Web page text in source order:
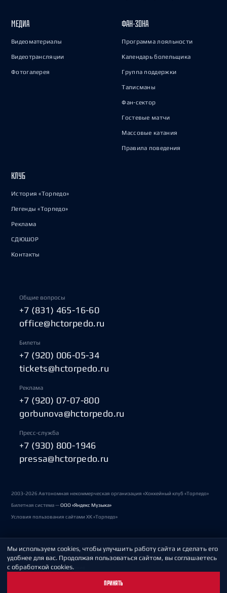
МЕДИА
Видеоматериалы
Видеотрансляции
Фотогалерея
ФАН-ЗОНА
Программа лояльности
Календарь болельщика
Группа поддержки
Талисманы
Фан-сектор
Гостевые матчи
Массовые катания
Правила поведения
КЛУБ
История «Торпедо»
Легенды «Торпедо»
Реклама
СДЮШОР
Контакты
Общие вопросы
+7 (831) 465-16-60
office@hctorpedo.ru
Билеты
+7 (920) 006-05-34
tickets@hctorpedo.ru
Реклама
+7 (920) 07-07-800
gorbunova@hctorpedo.ru
Пресс-служба
+7 (930) 800-1946
pressa@hctorpedo.ru
2003-2026 Автономная некоммерческая организация «Хоккейный клуб «Торпедо»
Билетная система —ООО «Яндекс Музыка»
Условия пользования сайтами ХК «Торпедо»
Политика обработки персональных данных
Пользовательское соглашение
Мы используем cookies, чтобы улучшить работу сайта и сделать его
удобнее для вас. Продолжая пользоваться сайтом, вы соглашаетесь
с обработкой cookies.
ПРИНЯТЬ